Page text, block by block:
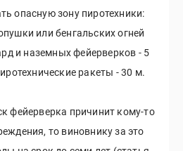
опасную зону пиротехники:
или бенгальских огней
и наземных фейерверков - 5
ракеты - 30 м.
фейерверка причинит кому-то
то виновнику за это